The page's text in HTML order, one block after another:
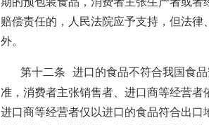
赔偿责任的，人民法院应予支持，但法
外。
第十二条
进口的食品不符合我国食
准，消费者主张销售者、进口商等经营
进口商等经营者仅以进口的食品符合出